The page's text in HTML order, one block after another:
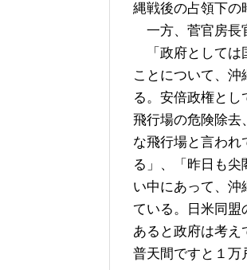
縄戦後の占領下の
一方、菅官房長
「政府としては
ことについて、
る。安倍政権と
飛行場の危険除去
な飛行場と言われ
る」、「昨日も
い中にあって、沖
ている。日米同盟
あると政府は考え
普天間ですと１万